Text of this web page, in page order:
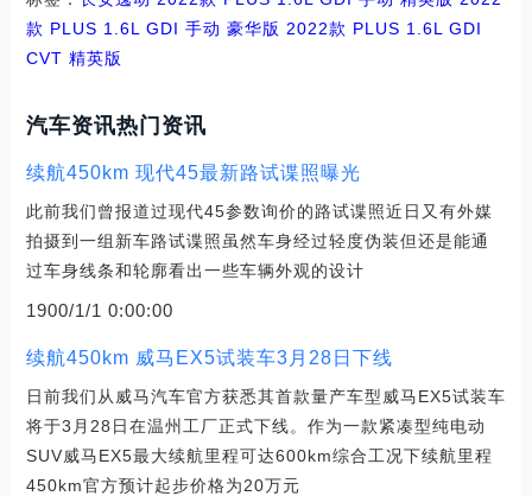
款 PLUS 1.6L GDI 手动 豪华版 2022款 PLUS 1.6L GDI
CVT 精英版
汽车资讯热门资讯
续航450km 现代45最新路试谍照曝光
此前我们曾报道过现代45参数询价的路试谍照近日又有外媒
拍摄到一组新车路试谍照虽然车身经过轻度伪装但还是能通
过车身线条和轮廓看出一些车辆外观的设计
1900/1/1 0:00:00
续航450km 威马EX5试装车3月28日下线
日前我们从威马汽车官方获悉其首款量产车型威马EX5试装车
将于3月28日在温州工厂正式下线。作为一款紧凑型纯电动
SUV威马EX5最大续航里程可达600km综合工况下续航里程
450km官方预计起步价格为20万元